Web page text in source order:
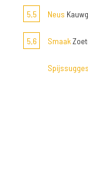
5,5 Neus
5,6 Smaak